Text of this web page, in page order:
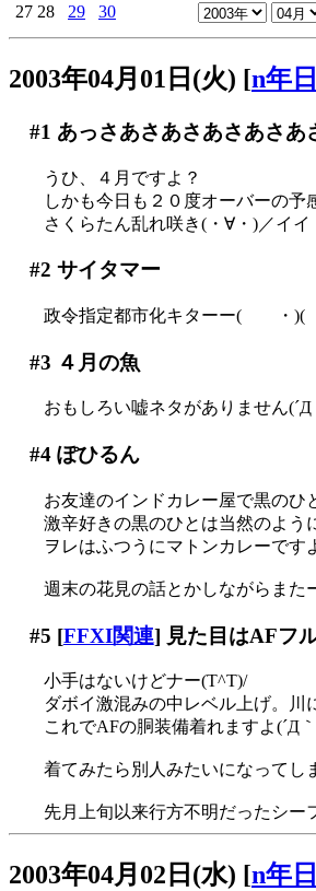
27 28 29 30
2003年04月01日(火) [n年
#1 あっさあさあさあさあさあ
うひ、４月ですよ？
しかも今日も２０度オーバーの予
さくらたん乱れ咲き(・∀・)／イイ
#2 サイタマー
政令指定都市化キターー( ・)(
#3 ４月の魚
おもしろい嘘ネタがありません(´Д
#4ぽひるん
お友達のインドカレー屋で黒のひ
激辛好きの黒のひとは当然のよう
ヲレはふつうにマトンカレーです
週末の花見の話とかしながらまた
#5 [FFXI関連] 見た目はAFフ
小手はないけどナー(T^T)/
ダボイ激混みの中レベル上げ。川
これでAFの胴装備着れますよ(´Д
着てみたら別人みたいになってし
先月上旬以来行方不明だったシー
2003年04月02日(水) [n年